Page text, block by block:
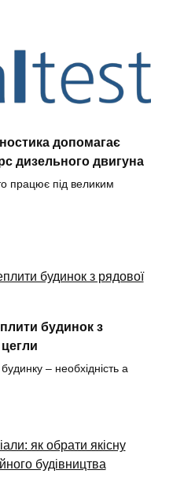
допомагає
дизельного двигуна
працює під великим
будинок з
– необхідність а